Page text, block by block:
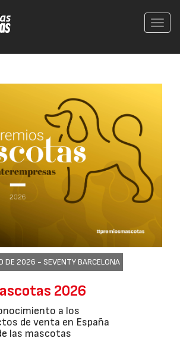
DE 2026 - SEVENTY BARCELONA
2026
a los
de venta en España
las mascotas